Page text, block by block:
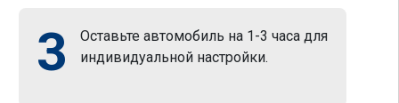
3
Оставьте автомобиль на 1-3 часа для
индивидуальной настройки.